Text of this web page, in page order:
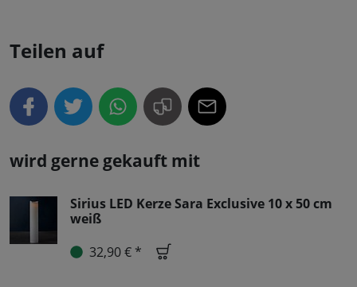
Teilen auf
wird gerne gekauft mit
Sirius LED Kerze Sara Exclusive 10 x 50 cm
weiß
32,90 € *